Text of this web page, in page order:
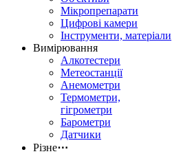
Мікропрепарати
Цифрові камери
Інструменти, матеріали
Вимірювання
Алкотестери
Метеостанції
Анемометри
Термометри,
гігрометри
Барометри
Датчики
Різне⋯